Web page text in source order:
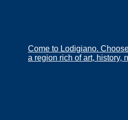
Come to Lodigiano.
a region rich of art, history,